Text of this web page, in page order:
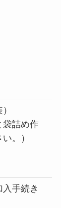
袋詰め作
。）
手続き